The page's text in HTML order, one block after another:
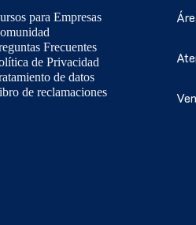
para Empresas
Frecuentes
de Privacidad
de datos
de reclamaciones